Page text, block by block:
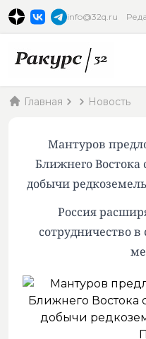
info@32q.ru
Главная Новость
Мантуров
Ближнего Востока
добычи
Россия
сотрудничество